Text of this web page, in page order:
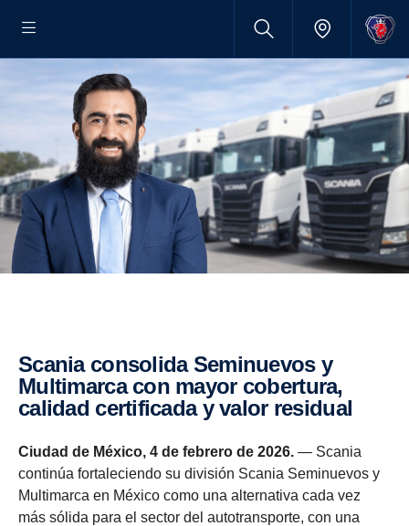
Scania consolida Seminuevos y
Multimarca con mayor cobertura,
calidad certificada y valor residual
Ciudad de México, 4 de febrero de 2026. — Scania
continúa fortaleciendo su división Scania Seminuevos y
Multimarca en México como una alternativa cada vez
más sólida para el sector del autotransporte, con una